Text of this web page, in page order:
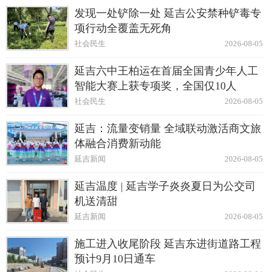
发现一处铲除一处 延吉公安禁种铲毒专
项行动全覆盖无死角
2026-08-05
社会民生
延吉六中王柏运在首届全国青少年人工
智能大赛上获专项奖，全国仅10人
2026-08-05
社会民生
延吉：流量变销量 全域联动激活商文旅
体融合消费新动能
2026-08-05
延吉新闻
延吉温度 | 延吉学子炎炎夏日为公交司
机送清甜
2026-08-05
延吉新闻
施工进入收尾阶段 延吉东进街道路工程
预计9月10日通车